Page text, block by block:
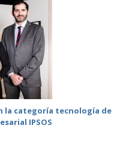
la categoría tecnología de
IPSOS